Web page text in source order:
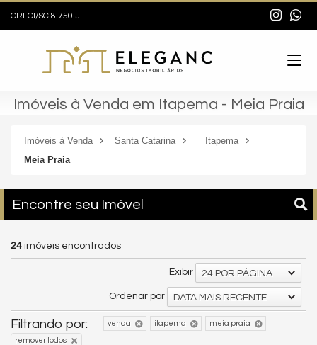
CRECI/SC 8.750-J
Imóveis à Venda em Itapema - Meia Praia
Imóveis à Venda Santa Catarina
Itapema
Meia Praia
Encontre seu Imóvel
24 imóveis encontrados
Exibir 24 POR PÁGINA
Ordenar por DATA MAIS RECENTE
Filtrando por: venda itapema meia praia
remover todos